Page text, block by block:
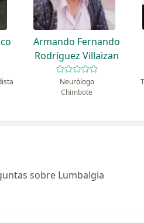
Armando Fernando
Rodriguez Villaizan
Neurólogo
Chimbote
sobre Lumbalgia